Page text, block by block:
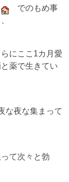
でのもめ事
らにここ1カ月愛
薬で生きてい
な夜な集まって
て次々と勃